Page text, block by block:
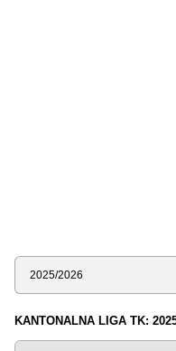
Sezona
KANTONALNA LIGA TK: